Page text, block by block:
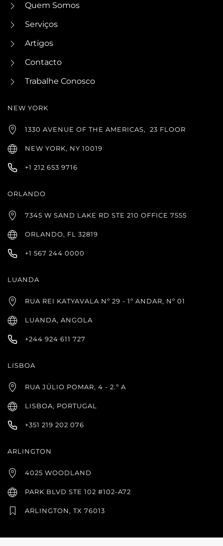
Quem Somos
Serviços
Artigos
Contacto
Trabalhe Conosco
NEW YORK
1330 AVENUE OF THE AMERICAS, 23 FLOOR
NEW YORK, NY 10019
+1 212 653 9716
ORLANDO
7345 W SAND LAKE RD STE 210 OFFICE 7555
ORLANDO, FL 32819
+1 567 244 0000
LUANDA
RUA REI KATYAVALA Nº 29 - 1º ANDAR, Nº 01
LUANDA, ANGOLA
+244 924 611 727
LISBOA
RUA JÚLIO POMAR, 4 - 2.º A
LISBOA, PORTUGAL
+351 219 202 076
ARLINGTON
4025 WOODLAND
PARK BLVD STE 102 #102-A72
ARLINGTON, TX 76013